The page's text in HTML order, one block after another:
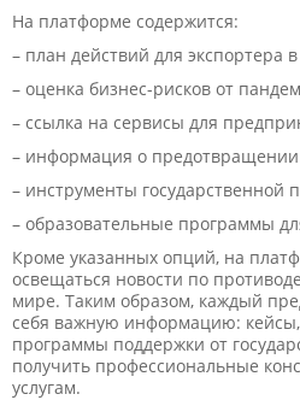
На платформе содержится:
– план действий для экспортера
– оценка бизнес-рисков от
– ссылка на сервисы для
– информация о
– инструменты государственной
– образовательные программы
Кроме указанных опций, на
освещаться новости по
мире. Таким образом, каждый
себя важную информацию:
программы поддержки от
получить профессиональные
услугам.